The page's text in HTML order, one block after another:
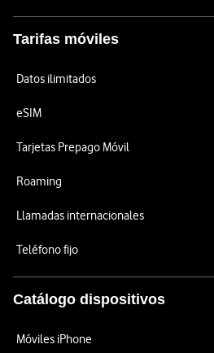
Tarifas móviles
Datos ilimitados
eSIM
Tarjetas Prepago Móvil
Roaming
Llamadas internacionales
Teléfono fijo
Catálogo dispositivos
Móviles iPhone